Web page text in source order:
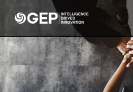
Skip to main content